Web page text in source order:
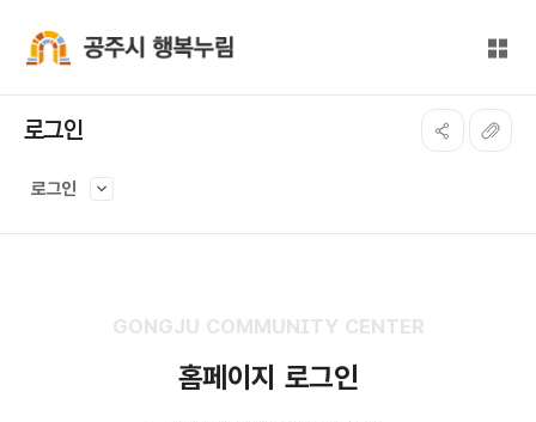
전체
로그인
로그인
GONGJU COMMUNITY CENTER
홈페이지 로그인